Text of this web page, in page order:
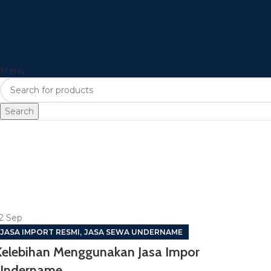
Menu
Search
Sep
JASA IMPORT RESMI, JASA SEWA UNDERNAME
Menggunakan Jasa Impor